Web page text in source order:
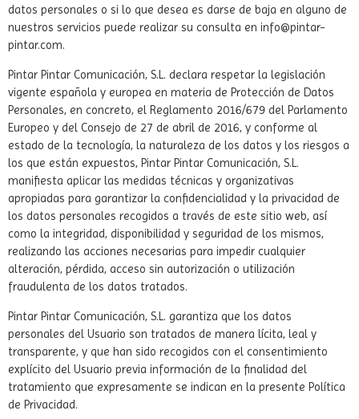
datos personales o si lo que desea es darse de baja en alguno de
nuestros servicios puede realizar su consulta en info@pintar-
pintar.com.
Pintar Pintar Comunicación, S.L. declara respetar la legislación
vigente española y europea en materia de Protección de Datos
Personales, en concreto, el Reglamento 2016/679 del Parlamento
Europeo y del Consejo de 27 de abril de 2016, y conforme al
estado de la tecnología, la naturaleza de los datos y los riesgos a
los que están expuestos, Pintar Pintar Comunicación, S.L.
manifiesta aplicar las medidas técnicas y organizativas
apropiadas para garantizar la confidencialidad y la privacidad de
los datos personales recogidos a través de este sitio web, así
como la integridad, disponibilidad y seguridad de los mismos,
realizando las acciones necesarias para impedir cualquier
alteración, pérdida, acceso sin autorización o utilización
fraudulenta de los datos tratados.
Pintar Pintar Comunicación, S.L. garantiza que los datos
personales del Usuario son tratados de manera lícita, leal y
transparente, y que han sido recogidos con el consentimiento
explícito del Usuario previa información de la finalidad del
tratamiento que expresamente se indican en la presente Política
de Privacidad.